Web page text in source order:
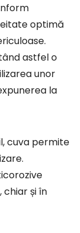
optimă
astfel o
unor
la
și în